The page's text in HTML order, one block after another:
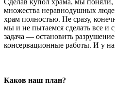
множества неравнодушных
храм полностью. Не сразу,
мы и не пытаемся сделать все и
задача — остановить
консервационные работы. И у
Каков наш план?